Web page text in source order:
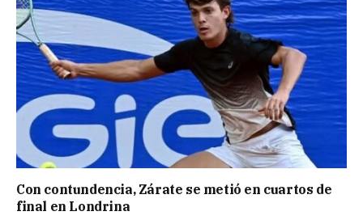
Con contundencia, Zárate se metió en cuartos de
final en Londrina